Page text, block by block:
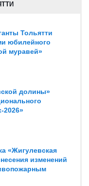
Тольятти
юбилейного
муравей»
долины»
2026»
«Жигулевская
изменений